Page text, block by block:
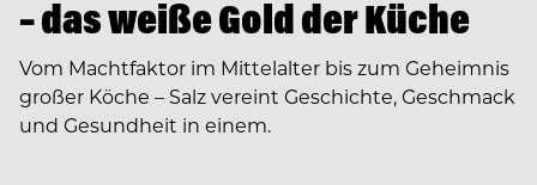
– das weiße Gold der Küche
Vom Machtfaktor im Mittelalter bis zum Geheimnis
großer Köche – Salz vereint Geschichte, Geschmack
und Gesundheit in einem.